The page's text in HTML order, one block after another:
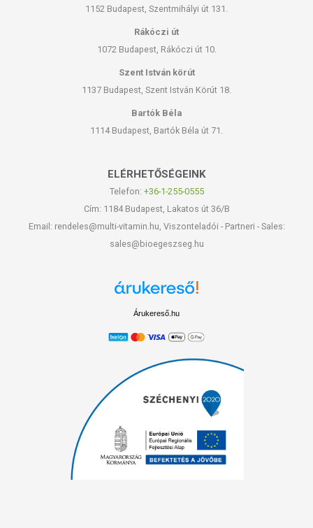
1152 Budapest, Szentmihályi út 131.
Rákóczi út
1072 Budapest, Rákóczi út 10.
Szent István körút
1137 Budapest, Szent István Körút 18.
Bartók Béla
1114 Budapest, Bartók Béla út 71.
ELÉRHETŐSÉGEINK
Telefon: +36-1-255-0555
Cím: 1184 Budapest, Lakatos út 36/B
Email: rendeles@multi-vitamin.hu, Viszonteladói - Partneri - Sales:
sales@bioegeszseg.hu
Árukereső.hu